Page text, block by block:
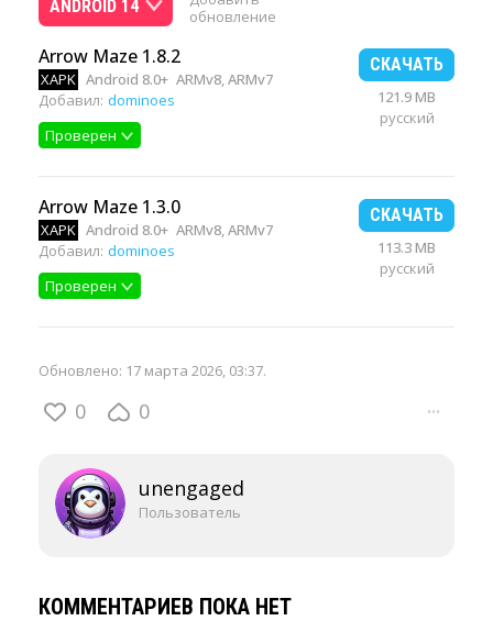
ANDROID 14
обновление
Arrow Maze 1.8.2
XAPK Android 8.0+ ARMv8, ARMv7
Добавил: dominoes
Проверен
СКАЧАТЬ
121.9 MB
русский
Arrow Maze 1.3.0
XAPK Android 8.0+ ARMv8, ARMv7
Добавил: dominoes
Проверен
СКАЧАТЬ
113.3 MB
русский
Обновлено: 17 марта 2026, 03:37.
0 0 ···
unengaged
Пользователь
КОММЕНТАРИЕВ ПОКА НЕТ